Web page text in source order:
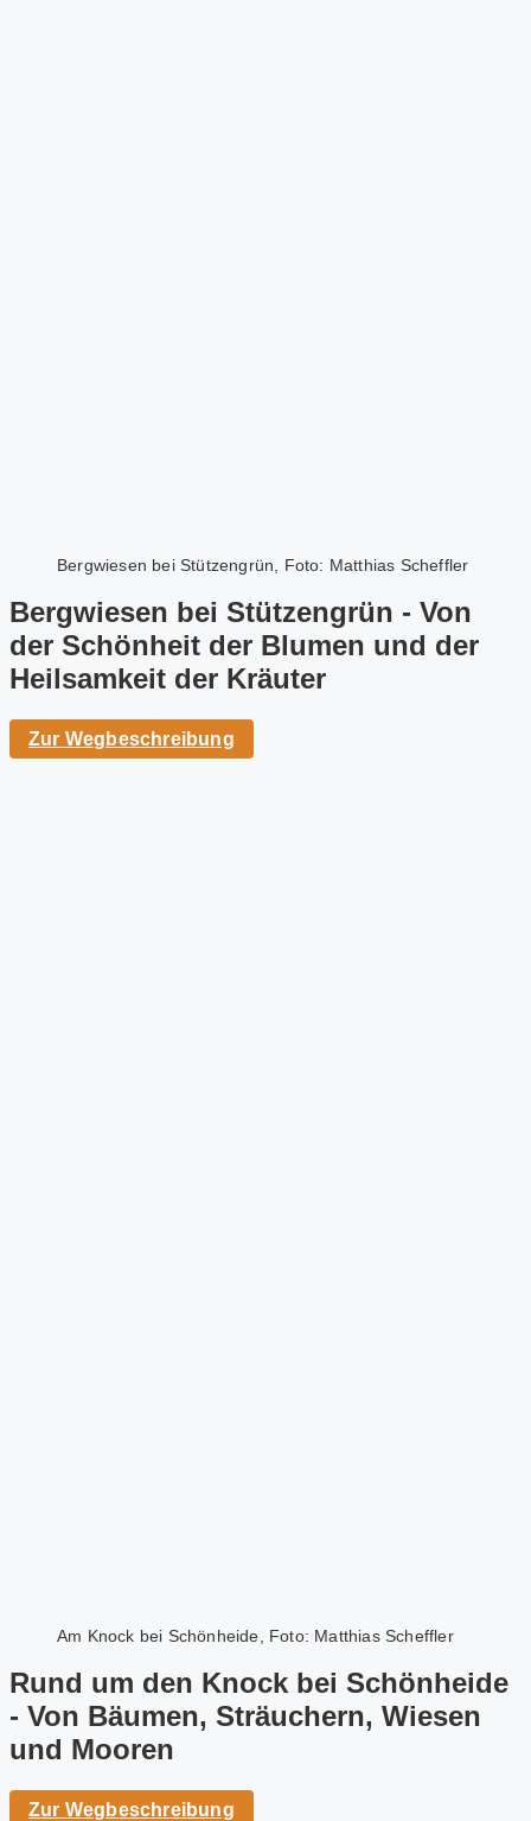
Bergwiesen bei Stützengrün, Foto: Matthias Scheffler
Bergwiesen bei Stützengrün - Von
der Schönheit der Blumen und der
Heilsamkeit der Kräuter
Zur Wegbeschreibung
Am Knock bei Schönheide, Foto: Matthias Scheffler
Rund um den Knock bei Schönheide
- Von Bäumen, Sträuchern, Wiesen
und Mooren
Zur Wegbeschreibung